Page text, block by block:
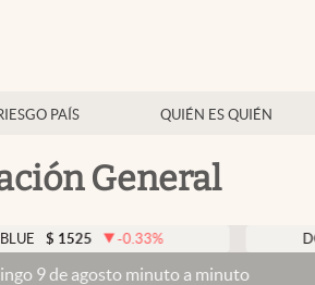
PAÍS QUIÉN ES QUIÉN
General
-0.33% DÓLAR
minuto a minuto